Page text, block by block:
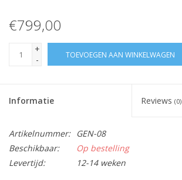
€799,00
+
-
TOEVOEGEN AAN WINKELWAGEN
Informatie Reviews (0)
Artikelnummer:
GEN-08
Beschikbaar:
Op bestelling
Levertijd:
12-14 weken